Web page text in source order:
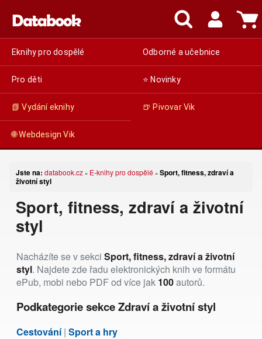
Eknihy pro dospělé Odborné a učebnice
Pro děti ⭐ Novinky
📗 Vydání eknihy 🍺 Pivovar Vik
🌐 Webdesign Vik
Jste na: databook.cz » E-knihy pro dospělé » Sport, fitness, zdraví a
životní styl
Sport, fitness, zdraví a životní
styl
Nacházíte se v sekci Sport, fitness, zdraví a životní
styl. Najdete zde řadu elektronických knih ve formátu
ePub, mobi nebo PDF od více jak 100autorů.
Podkategorie sekce Zdraví a životní styl
Cestování| Sport a hry